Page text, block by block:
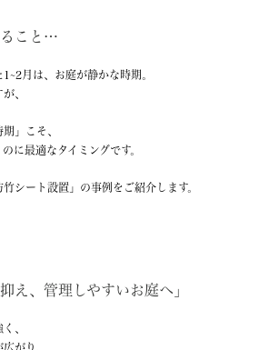
ること…
月は、お庭が静かな時期。
、
」こそ、
に最適なタイミングです。
シート設置」の事例をご紹介します。
え、管理しやすいお庭へ」
、
がり、